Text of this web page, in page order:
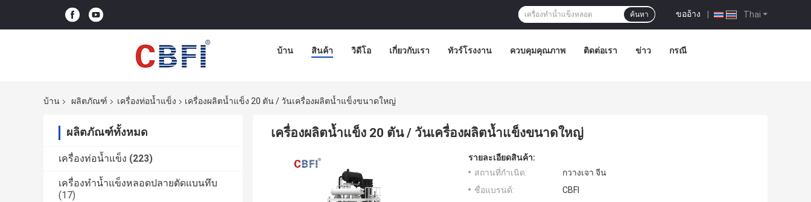
Thai
ขออ้าง |
ค้นหา
บ้าน สินค้า วิดีโอ เกี่ยวกับเรา ทัวร์โรงงาน ควบคุมคุณภาพ ติดต่อเรา ข่าว กรณี
บ้าน ผลิตภัณฑ์ เครื่องท่อน้ำแข็ง เครื่องผลิตน้ำแข็ง 20 ตัน / วันเครื่องผลิตน้ำแข็งขนาดใหญ่
ผลิตภัณฑ์ทั้งหมด
เครื่องท่อน้ำแข็ง (223)
เครื่องทำน้ำแข็งหลอดปลายตัดแบนทึบ
(17)
เครื่องผลิตน้ำแข็ง 20 ตัน / วันเครื่องผลิตน้ำแข็งขนาดใหญ่
รายละเอียดสินค้า:
สถานที่กำเนิด:
กวางเจา จีน
ชื่อแบรนด์:
CBFI